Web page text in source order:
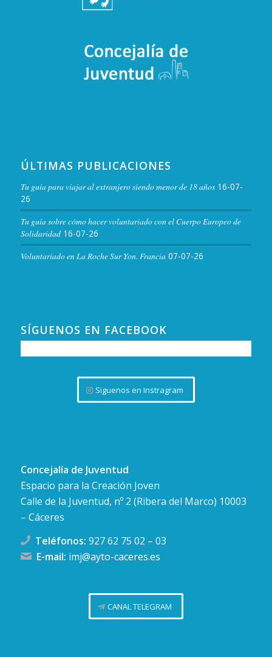
ÚLTIMAS PUBLICACIONES
Tu guía para viajar al extranjero siendo menor de 18 años 16-07-
26
Tu guía sobre cómo hacer voluntariado con el Cuerpo Europeo de
Solidaridad 16-07-26
Voluntariado en La Roche Sur Yon. Francia 07-07-26
SÍGUENOS EN FACEBOOK
Siguenos en Instragram
Concejalía de Juventud
Espacio para la Creación Joven
Calle de la Juventud, nº 2 (Ribera del Marco) 10003
– Cáceres
Teléfonos: 927 62 75 02 – 03
E-mail: imj@ayto-caceres.es
CANAL TELEGRAM